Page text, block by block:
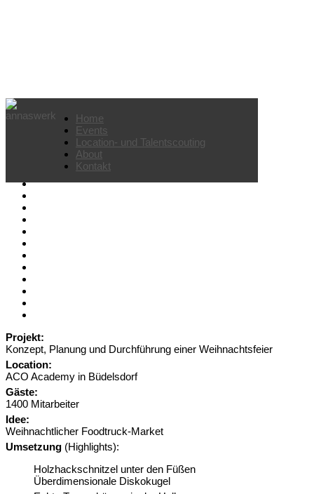
Home
Events
Location- und Talentscouting
About
Kontakt
Weihnachtsfeier für eine Bank
Projekt:
Konzept, Planung und Durchführung einer Weihnachtsfeier
Location:
ACO Academy in Büdelsdorf
Gäste:
1400 Mitarbeiter
Idee:
Weihnachtlicher Foodtruck-Market
Umsetzung (Highlights):
Holzhackschnitzel unter den Füßen
Überdimensionale Diskokugel